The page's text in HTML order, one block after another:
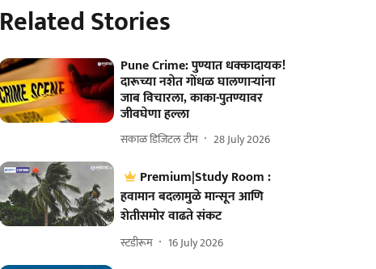
Related Stories
Pune Crime: पुण्यात धक्कादायक!
दारूच्या नशेत गोंधळ घालणाऱ्यांना
जाब विचारला, काका-पुतण्यावर
जीवघेणा हल्ला
सकाळ डिजिटल टीम 28 July 2026
Premium|Study Room :
हवामान बदलामुळे मान्सून आणि
शेतीसमोर वाढते संकट
स्टडीरूम 16 July 2026